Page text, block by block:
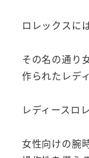
ロレックスに
その名の通り
作られたレデ
レディースロ
女性向けの腕